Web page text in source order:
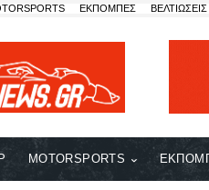
ΕΚΠΟΜΠΕΣ ΒΕΛΤΙΩΣΕΙΣ
MOTORSPORTS